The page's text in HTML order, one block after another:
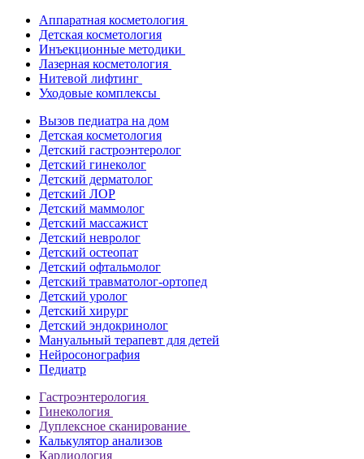
Аппаратная косметология
Детская косметология
Инъекционные методики
Лазерная косметология
Нитевой лифтинг
Уходовые комплексы
Вызов педиатра на дом
Детская косметология
Детский гастроэнтеролог
Детский гинеколог
Детский дерматолог
Детский ЛОР
Детский маммолог
Детский массажист
Детский невролог
Детский остеопат
Детский офтальмолог
Детский травматолог-ортопед
Детский уролог
Детский хирург
Детский эндокринолог
Мануальный терапевт для детей
Нейросонография
Педиатр
Гастроэнтерология
Гинекология
Дуплексное сканирование
Калькулятор анализов
Кардиология